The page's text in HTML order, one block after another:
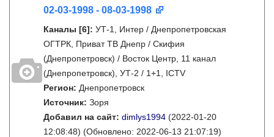
02-03-1998 - 08-03-1998
Каналы [6]: УТ-1, Интер / Днепропетровская
ОГТРК, Приват ТВ Днепр / Скифия
(Днепропетровск) / Восток Центр, 11 канал
(Днепропетровск), УТ-2 / 1+1, ICTV
Регион: Днепропетровск
Источник: Зоря
Добавил на сайт: dimlys1994 (2022-01-20
12:08:48) (Обновлено: 2022-06-13 21:07:19)